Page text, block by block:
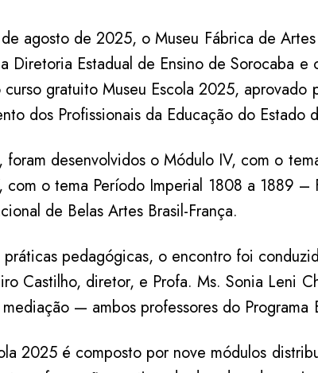
agosto de 2025, o Museu Fábrica de
Diretoria Estadual de Ensino de Sorocaba e
gratuito Museu Escola 2025, aprovado
dos Profissionais da Educação do Estado
foram desenvolvidos o Módulo IV, com o
com o tema Período Imperial 1808 a 1889 –
de Belas Artes Brasil-França.
pedagógicas, o encontro foi
Castilho, diretor, e Profa. Ms. Sonia Leni
— ambos professores do Programa
2025 é composto por nove módulos